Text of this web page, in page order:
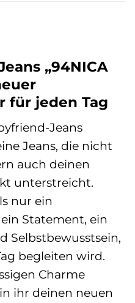
„94NICA
für jeden Tag
Jeans
Jeans, die nicht
auch deinen
unterstreicht.
nur ein
Statement, ein
Selbstbewusstsein,
begleiten wird.
Charme
ihr deinen neuen